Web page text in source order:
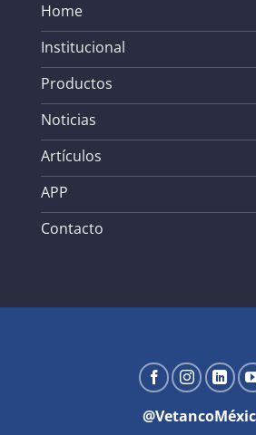
Home
Institucional
Productos
Noticias
Artículos
APP
Contacto